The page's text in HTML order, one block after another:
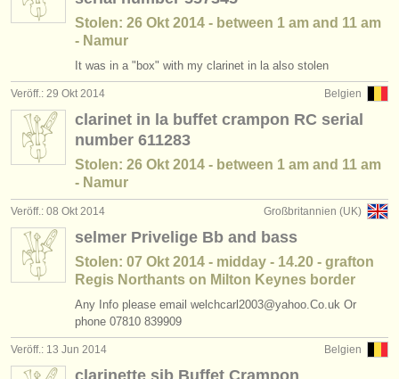
Stolen: 26 Okt 2014 - between 1 am and 11 am
- Namur
It was in a "box" with my clarinet in la also stolen
Belgien
Veröff.: 29 Okt 2014
clarinet in la buffet crampon RC serial
number 611283
Stolen: 26 Okt 2014 - between 1 am and 11 am
- Namur
Großbritannien (UK)
Veröff.: 08 Okt 2014
selmer Privelige Bb and bass
Stolen: 07 Okt 2014 - midday - 14.20 - grafton
Regis Northants on Milton Keynes border
Any Info please email welchcarl2003@yahoo.Co.uk Or
phone 07810 839909
Belgien
Veröff.: 13 Jun 2014
clarinette sib Buffet Crampon